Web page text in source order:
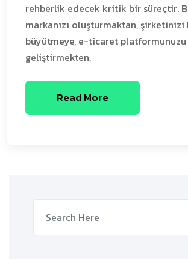
rehberlik edecek kritik bir süreçtir.
markanızı oluşturmaktan, şirketinizi
büyütmeye, e-ticaret platformunuzu
geliştirmekten,
Read More